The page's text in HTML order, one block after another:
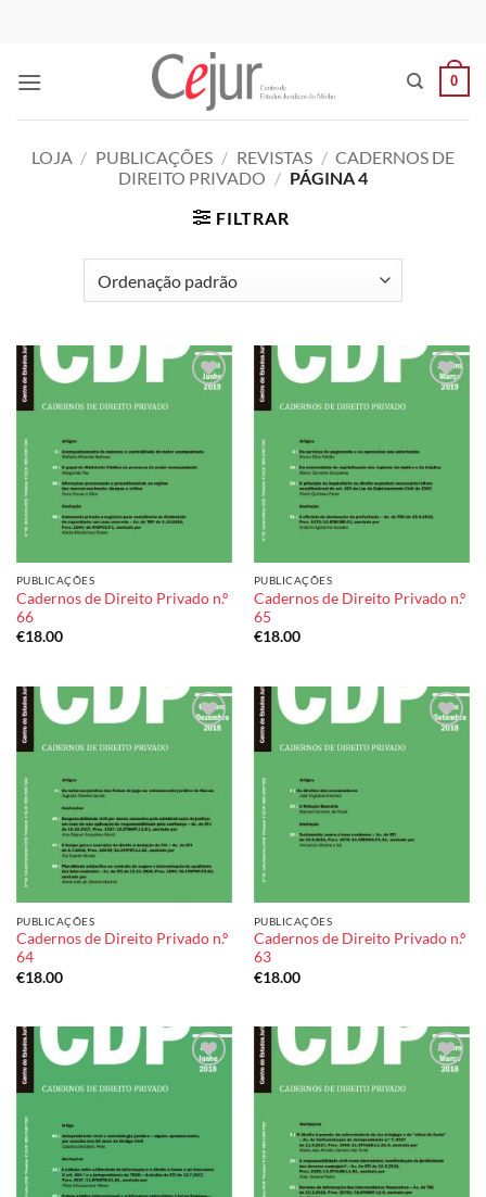
0
LOJA / PUBLICAÇÕES / REVISTAS / CADERNOS DE
DIREITO PRIVADO / PÁGINA 4
FILTRAR
PUBLICAÇÕES
Cadernos de Direito Privado n.º
66
€18.00
PUBLICAÇÕES
Cadernos de Direito Privado n.º
65
€18.00
PUBLICAÇÕES
Cadernos de Direito Privado n.º
64
€18.00
PUBLICAÇÕES
Cadernos de Direito Privado n.º
63
€18.00